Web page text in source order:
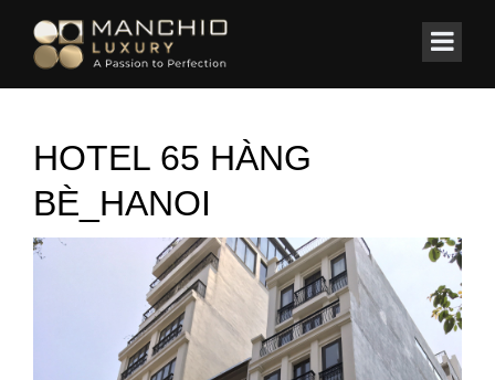
Home/KHÁCH SẠN/ Hotel Blissington 65 Hàng Bè – Hà Nội
HOTEL 65 HÀNG
BÈ_HANOI